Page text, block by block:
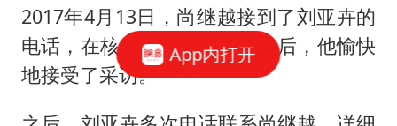
2017年4月13日，尚继越接到了刘亚卉的
电话，在核实了刘亚卉的身份后，他愉快
地接受了采访。
App内打开